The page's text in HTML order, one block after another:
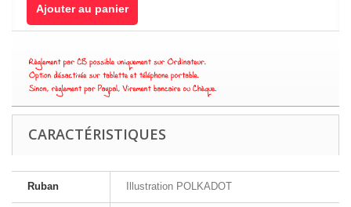
Ajouter au panier
CARACTÉRISTIQUES
Ruban Illustration POLKADOT